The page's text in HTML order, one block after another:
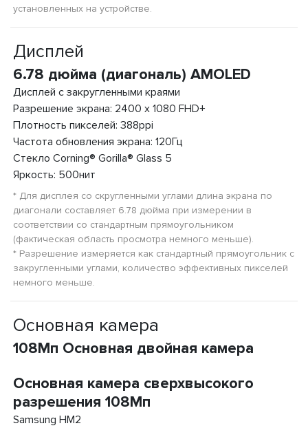
установленных на устройстве.
Дисплей
6.78 дюйма (диагональ) AMOLED
Дисплей с закругленными краями
Разрешение экрана: 2400 x 1080 FHD+
Плотность пикселей: 388ppi
Частота обновления экрана: 120Гц
Стекло Corning® Gorilla® Glass 5
Яркость: 500нит
* Для дисплея со скругленными углами длина экрана по
диагонали составляет 6.78 дюйма при измерении в
соответствии со стандартным прямоугольником
(фактическая область просмотра немного меньше).
* Разрешение измеряется как стандартный прямоугольник с
закругленными углами, количество эффективных пикселей
немного меньше.
Основная камера
108Мп Основная двойная камера
Основная камера сверхвысокого
разрешения 108Мп
Samsung HM2